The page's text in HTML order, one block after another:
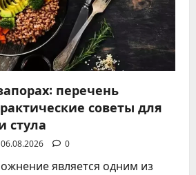
перечень
советы для
стула
06.08.2026 0
является одним из